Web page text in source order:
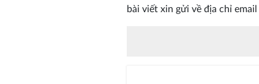
bài viết xin gửi về địa chỉ email